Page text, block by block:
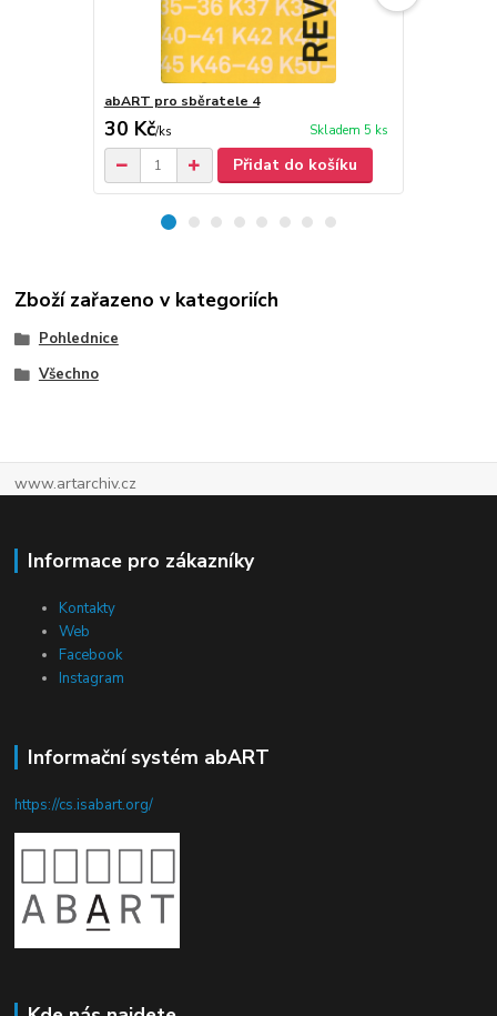
abART pro sběratele 4
30 Kč/ks Skladem 5 ks
Přidat do košíku
Zboží zařazeno v kategoriích
Pohlednice
Všechno
www.artarchiv.cz
Informace pro zákazníky
Kontakty
Web
Facebook
Instagram
Informační systém abART
https://cs.isabart.org/